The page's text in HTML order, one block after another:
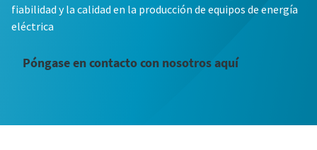
fiabilidad y la calidad en la producción de equipos de energía
eléctrica
Póngase en contacto con nosotros aquí